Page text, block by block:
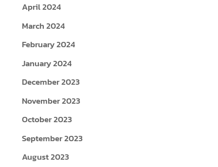
April 2024
March 2024
February 2024
January 2024
December 2023
November 2023
October 2023
September 2023
August 2023